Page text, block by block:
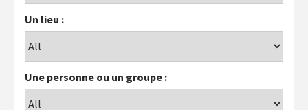
Un lieu :
Une personne ou un groupe :